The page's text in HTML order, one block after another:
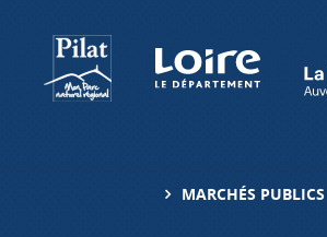
MARCHÉS PUBLICS